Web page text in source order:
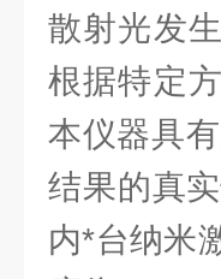
散射光发
根据特定
本仪器具
结果的真
内*台纳米